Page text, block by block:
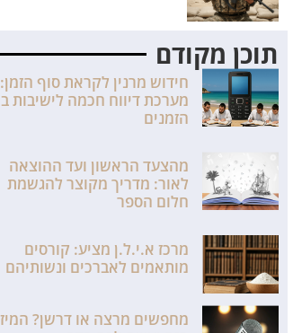
תוכן מקודם
חידוש מרנין לקראת סוף הזמן:
מערכת דיווח חכמה לישיבות
הזמנים
מהצעד הראשון ועד ההוצאה
לאור: מדריך מקוצר להגשמת
חלום הספר
מרכז א.י.ל.ן מציע: קורסים
מותאמים לאברכים ונשותיהם
מחפשים מרצה או דרשן?